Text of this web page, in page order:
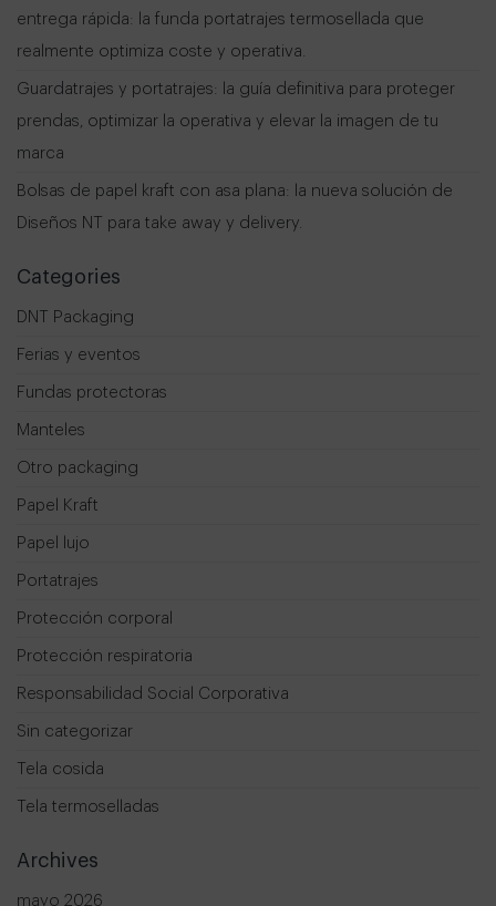
entrega rápida: la funda portatrajes termosellada que
realmente optimiza coste y operativa.
Guardatrajes y portatrajes: la guía definitiva para proteger
prendas, optimizar la operativa y elevar la imagen de tu
marca
Bolsas de papel kraft con asa plana: la nueva solución de
Diseños NT para take away y delivery.
Categories
DNT Packaging
Ferias y eventos
Fundas protectoras
Manteles
Otro packaging
Papel Kraft
Papel lujo
Portatrajes
Protección corporal
Protección respiratoria
Responsabilidad Social Corporativa
Sin categorizar
Tela cosida
Tela termoselladas
Archives
mayo 2026